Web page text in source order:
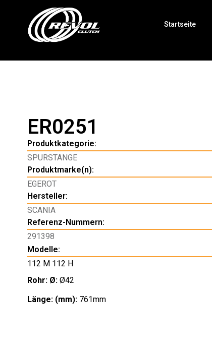
Startseite
ER0251
Produktkategorie:
SPURSTANGE
Produktmarke(n):
EGEROT
Hersteller:
SCANIA
Referenz-Nummern:
291398
Modelle:
112 M 112 H
Rohr: Ø: Ø42
Länge: (mm): 761mm